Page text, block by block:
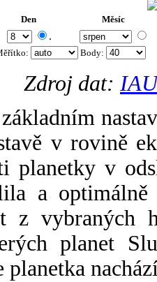
Den Měsíc
.
Body:
Zdroj dat:
v rovině
planetky v
a
z vybraných
planet
planetka